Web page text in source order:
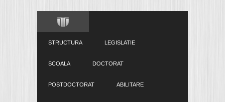
STRUCTURA LEGISLATIE
SCOALA DOCTORAT
POSTDOCTORAT ABILITARE